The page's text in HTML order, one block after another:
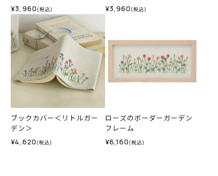
¥3,960 (税込) ¥3,960 (税込)
ブックカバー＜リトルガー
デン＞
¥4,620 (税込)
ローズのボーダーガーデン
フレーム
¥6,160 (税込)